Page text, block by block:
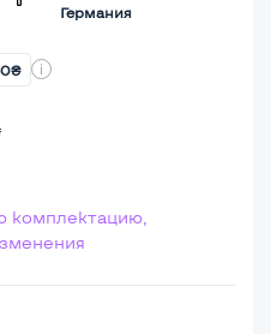
Германия
комплектацию,